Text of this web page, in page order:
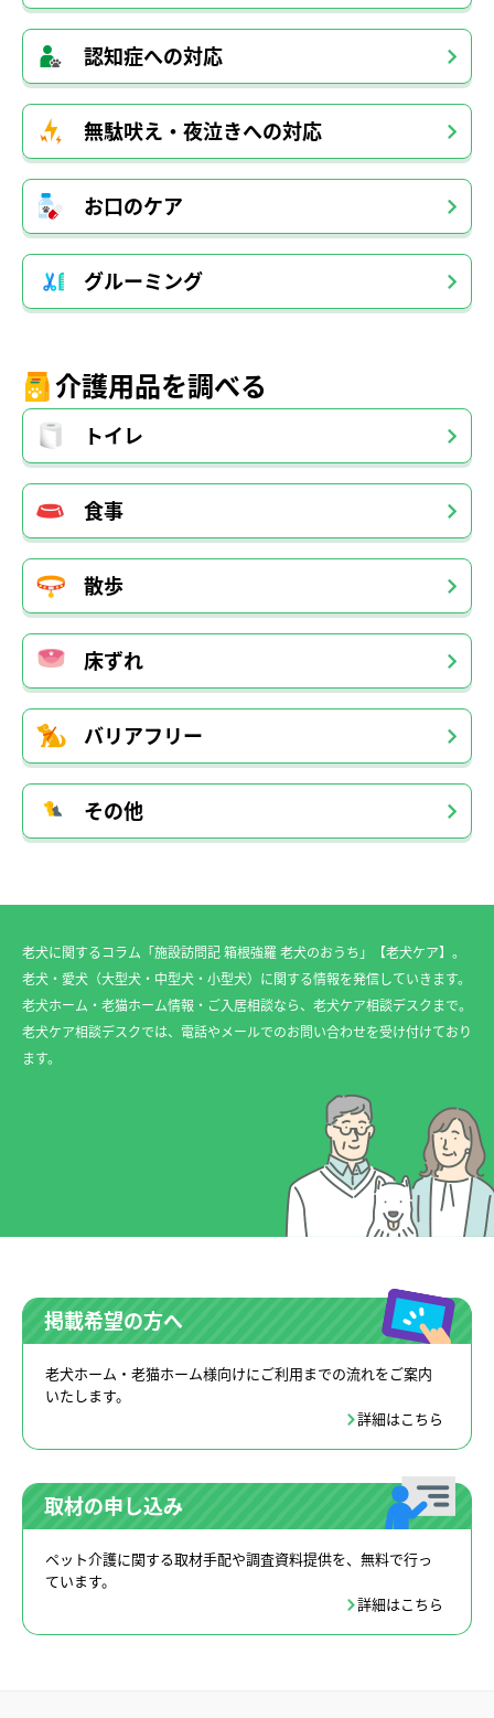
認知症への対応
無駄吠え・夜泣きへの対応
お口のケア
グルーミング
介護用品を調べる
トイレ
食事
散歩
床ずれ
バリアフリー
その他
老犬に関するコラム「施設訪問記 箱根強羅 老犬のおうち」【老犬ケア】。
老犬・愛犬（大型犬・中型犬・小型犬）に関する情報を発信していきます。
老犬ホーム・老猫ホーム情報・ご入居相談なら、老犬ケア相談デスクまで。
老犬ケア相談デスクでは、電話やメールでのお問い合わせを受け付けており
ます。
掲載希望の方へ
老犬ホーム・老猫ホーム様向けにご利用までの流れをご案内
いたします。
詳細はこちら
取材の申し込み
ペット介護に関する取材手配や調査資料提供を、無料で行っ
ています。
詳細はこちら